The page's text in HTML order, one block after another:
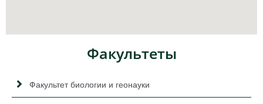
Факультеты
Факультет биологии и геонауки